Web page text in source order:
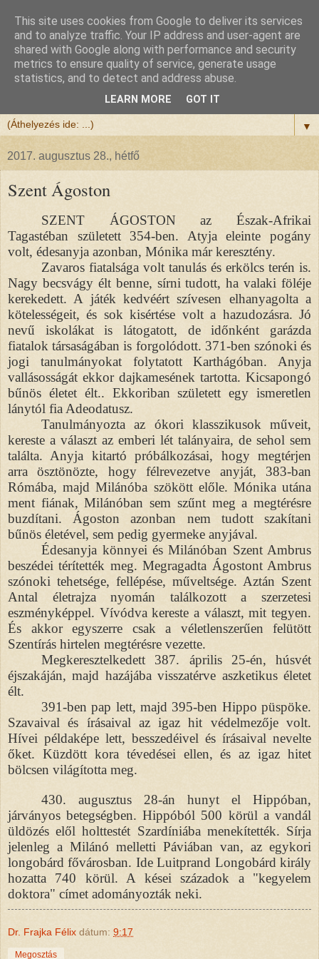
Félix atya
Szeretettel köszöntöm a honlapomra ellátogatót.
▼
2017. augusztus 28., hétfő
Szent Ágoston
SZENT ÁGOSTON az Észak-Afrikai
Tagastéban született 354-ben. Atyja eleinte pogány
volt, édesanyja azonban, Mónika már keresztény.
Zavaros fiatalsága volt tanulás és erkölcs terén is.
Nagy becsvágy élt benne, sírni tudott, ha valaki föléje
kerekedett. A játék kedvéért szívesen elhanyagolta a
kötelességeit, és sok kisértése volt a hazudozásra. Jó
nevű iskolákat is látogatott, de időnként garázda
fiatalok társaságában is forgolódott. 371-ben szónoki és
jogi tanulmányokat folytatott Karthágóban. Anyja
vallásosságát ekkor dajkamesének tartotta. Kicsapongó
bűnös életet élt.. Ekkoriban született egy ismeretlen
lánytól fia Adeodatusz.
Tanulmányozta az ókori klasszikusok műveit,
kereste a választ az emberi lét talányaira, de sehol sem
találta. Anyja kitartó próbálkozásai, hogy megtérjen
arra ösztönözte, hogy félrevezetve anyját, 383-ban
Rómába, majd Milánóba szökött előle. Mónika utána
ment fiának, Milánóban sem szűnt meg a megtérésre
buzdítani. Ágoston azonban nem tudott szakítani
bűnös életével, sem pedig gyermeke anyjával.
Édesanyja könnyei és Milánóban Szent Ambrus
beszédei térítették meg. Megragadta Ágostont Ambrus
szónoki tehetsége, fellépése, műveltsége. Aztán Szent
Antal életrajza nyomán találkozott a szerzetesi
eszményképpel. Vívódva kereste a választ, mit tegyen.
És akkor egyszerre csak a véletlenszerűen felütött
Szentírás hirtelen megtérésre vezette.
Megkeresztelkedett 387. április 25-én, húsvét
éjszakáján, majd hazájába visszatérve aszketikus életet
élt.
391-ben pap lett, majd 395-ben Hippo püspöke.
Szavaival és írásaival az igaz hit védelmezője volt.
Hívei példaképe lett, besszedéivel és írásaival nevelte
őket. Küzdött kora tévedései ellen, és az igaz hitet
bölcsen világította meg.
430. augusztus 28-án hunyt el Hippóban,
járványos betegségben. Hippóból 500 körül a vandál
üldözés elől holttestét Szardíniába menekítették. Sírja
jelenleg a Milánó melletti Páviában van, az egykori
longobárd fővárosban. Ide Luitprand Longobárd király
hozatta 740 körül. A kései századok a "kegyelem
doktora" címet adományozták neki.
Dr. Frajka Félix dátum: 9:17
Megosztás
This site uses cookies from Google to deliver its services
and to analyze traffic. Your IP address and user-agent are
shared with Google along with performance and security
metrics to ensure quality of service, generate usage
statistics, and to detect and address abuse.
LEARN MORE GOT IT